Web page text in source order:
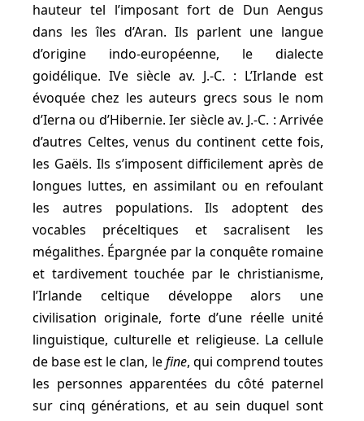
hauteur tel l’imposant fort de Dun Aengus
dans les îles d’Aran. Ils parlent une langue
d’origine indo-européenne, le dialecte
goidélique. IVe siècle av. J.-C. : L’Irlande est
évoquée chez les auteurs grecs sous le nom
d’Ierna ou d’Hibernie. Ier siècle av. J.-C. : Arrivée
d’autres Celtes, venus du continent cette fois,
les Gaëls. Ils s’imposent difficilement après de
longues luttes, en assimilant ou en refoulant
les autres populations. Ils adoptent des
vocables préceltiques et sacralisent les
mégalithes. Épargnée par la conquête romaine
et tardivement touchée par le christianisme,
l’Irlande celtique développe alors une
civilisation originale, forte d’une réelle unité
linguistique, culturelle et religieuse. La cellule
de base est le clan, lefine, qui comprend toutes
les personnes apparentées du côté paternel
sur cinq générations, et au sein duquel sont